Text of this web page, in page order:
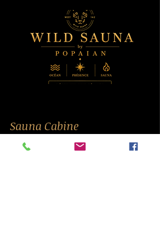
Sauna Cabine
Compact et fonctionnel , le sauna